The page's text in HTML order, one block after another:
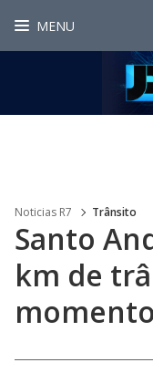
MENU
Noticias R7 Trânsito
Santo
km de